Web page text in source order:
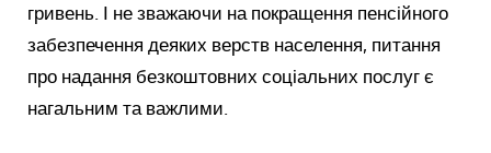
гривень. І не зважаючи на покращення пенсійного
забезпечення деяких верств населення, питання
про надання безкоштовних соціальних послуг є
нагальним та важлими.